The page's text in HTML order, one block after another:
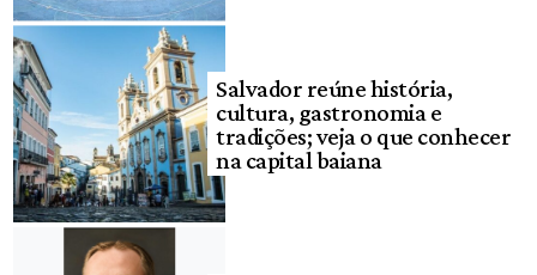
Salvador reúne história,
cultura, gastronomia e
tradições; veja o que conhecer
na capital baiana